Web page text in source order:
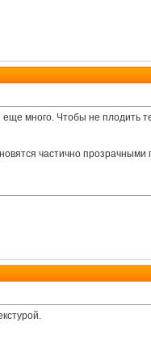
много. Чтобы не плодить
частично прозрачными